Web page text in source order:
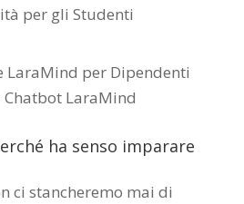
per gli Studenti
LaraMind per Dipendenti
Chatbot LaraMind
ha senso imparare
ci stancheremo mai di